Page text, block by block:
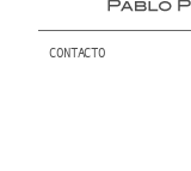
CONTACTO